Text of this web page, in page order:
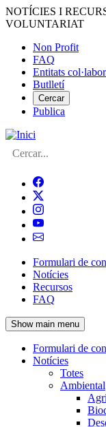
Vés
al
NOTÍCIES I
VOLUNTARIAT
Menú
del
compte
d'usuari
Non Profit
FAQ
Entitats
Butlletí
Cercar
Publica
Cerca
Navegació
principal
de
Formulari de
Notícies
Recursos
FAQ
Show main menu
Navegació
principal
Formulari de
Notícies
Totes
Ambiental